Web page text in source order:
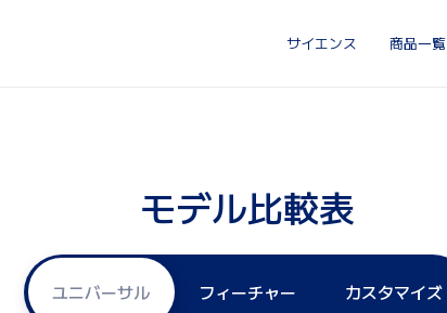
サイエンス 商品一覧
モデル比較表
ユニバーサル フィーチャー カスタマイズ